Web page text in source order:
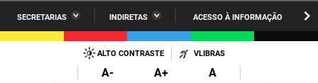
PARA
CONTEÚDO
SECRETARIAS INDIRETAS ACESSO À INFORMAÇÃO
Administração PenitenciáriaALTO CONTRASTE VLIBRAS
A- A+
A